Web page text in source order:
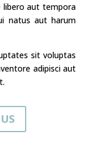
libero aut tempora
natus aut harum
sit voluptas
adipisci aut